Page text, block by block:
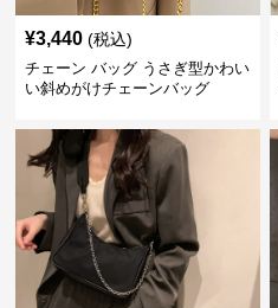
¥3,440 (税込)
チェーン バッグ うさぎ型かわい
い斜めがけチェーンバッグ